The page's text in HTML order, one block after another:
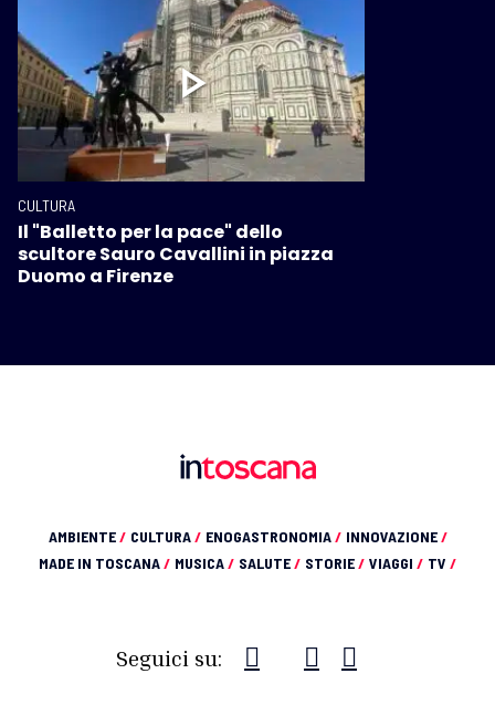
CULTURA
Il "Balletto per la pace" dello
scultore Sauro Cavallini in piazza
Duomo a Firenze
AMBIENTE/ CULTURA/ ENOGASTRONOMIA/ INNOVAZIONE/
MADE IN TOSCANA/ MUSICA/ SALUTE/ STORIE/ VIAGGI / TV /
Seguici su: